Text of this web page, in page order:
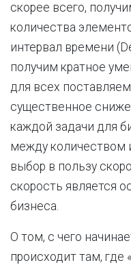
скорее всего,
количества
интервал времени
получим кратное
для всех
существенное
каждой задачи для
между количеством
выбор в пользу
скорость является
бизнеса.
О том, с чего
происходит там, где